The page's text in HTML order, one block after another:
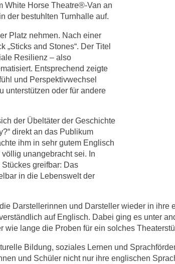
White Horse Theatre®-Van an
der bestuhlten Turnhalle auf.
Platz nehmen. Nach einer
„Sticks and Stones“. Der Titel
Resilienz – also
Entsprechend zeigte
und Perspektivwechsel
unterstützen oder für andere
der Übeltäter der Geschichte
direkt an das Publikum
ihm in sehr gutem Englisch
unangebracht sei. In
greifbar: Das
in die Lebenswelt der
Darstellerinnen und Darsteller wieder in
auf Englisch. Dabei ging es unter
lange die Proben für ein solches
Bildung, soziales Lernen und
und Schüler nicht nur ihre englischen